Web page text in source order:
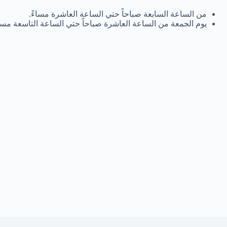
من الساعة السابعة صباحاً حتي الساعة العاشرة مساءً.
يوم الجمعة من الساعة العاشرة صباحاً حتي الساعة التاسعة